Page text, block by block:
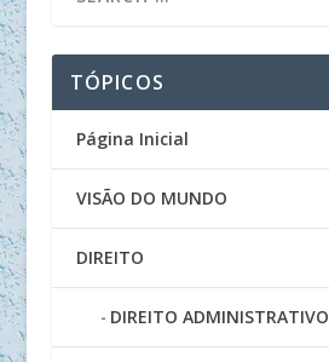
TÓPICOS
Página Inicial
VISÃO DO MUNDO
DIREITO
DIREITO ADMINISTRATIVO